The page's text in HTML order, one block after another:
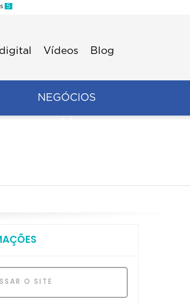
5
Vídeos Blog
NEGÓCIOS
O SITE